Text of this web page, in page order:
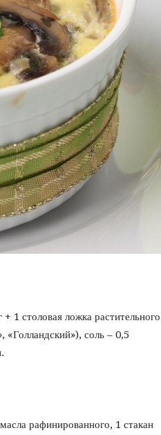
вкусные
блюда
+
1 столовая ложка растительного
«Голландский»), соль – 0,5
рафинированного, 1 стакан